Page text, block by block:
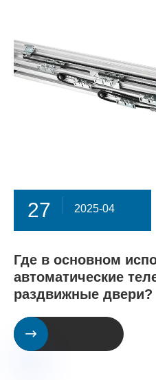
27 2025-04
Где в основном
автоматические
раздвижные двери?
